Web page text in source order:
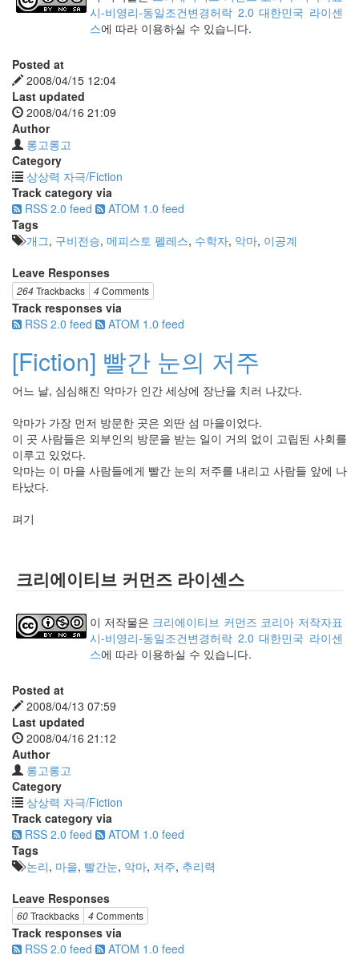
시-비영리-동일조건변경허락 2.0 대한민국 라이센
스에 따라 이용하실 수 있습니다.
Posted at
2008/04/15 12:04
Last updated
2008/04/16 21:09
Author
롱고롱고
Category
상상력 자극/Fiction
Track category via
RSS 2.0 feed
ATOM 1.0 feed
Tags
개그, 구비전승, 메피스토 펠레스, 수학자, 악마, 이공계
Leave Responses
264Trackbacks 4Comments
Track responses via
RSS 2.0 feed
ATOM 1.0 feed
[Fiction] 빨간 눈의 저주
어느 날, 심심해진 악마가 인간 세상에 장난을 치러 나갔다.
악마가 가장 먼저 방문한 곳은 외딴 섬 마을이었다.
이 곳 사람들은 외부인의 방문을 받는 일이 거의 없이 고립된 사회를
이루고 있었다.
악마는 이 마을 사람들에게 빨간 눈의 저주를 내리고 사람들 앞에 나
타났다.
펴기
크리에이티브 커먼즈 라이센스
이 저작물은 크리에이티브 커먼즈 코리아 저작자표
시-비영리-동일조건변경허락 2.0 대한민국 라이센
스에 따라 이용하실 수 있습니다.
Posted at
2008/04/13 07:59
Last updated
2008/04/16 21:12
Author
롱고롱고
Category
상상력 자극/Fiction
Track category via
RSS 2.0 feed
ATOM 1.0 feed
Tags
논리, 마을, 빨간눈, 악마, 저주, 추리력
Leave Responses
60Trackbacks 4Comments
Track responses via
RSS 2.0 feed
ATOM 1.0 feed